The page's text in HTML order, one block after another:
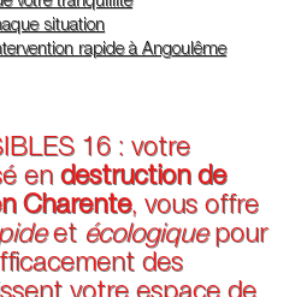
situation
rapide à Angoulême
16 : votre
en destruction de
Charente, vous offre
et écologiquepour
des